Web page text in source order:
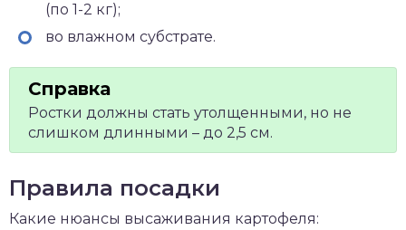
(по 1-2 кг);
во влажном субстрате.
Ростки должны стать утолщенными, но не
слишком длинными – до 2,5 см.
Правила посадки
Какие нюансы высаживания картофеля: